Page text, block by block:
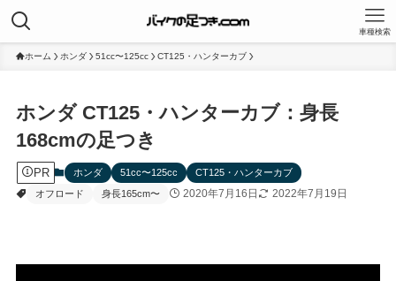
車種検索
ホーム ホンダ 51cc〜125cc CT125・ハンターカブ
ホンダ CT125・ハンターカブ：身長
168cmの足つき
PR ホンダ 51cc〜125cc
CT125・ハンターカブ
オフロード
身長165cm〜 2020年7月16日 2022年7月19日